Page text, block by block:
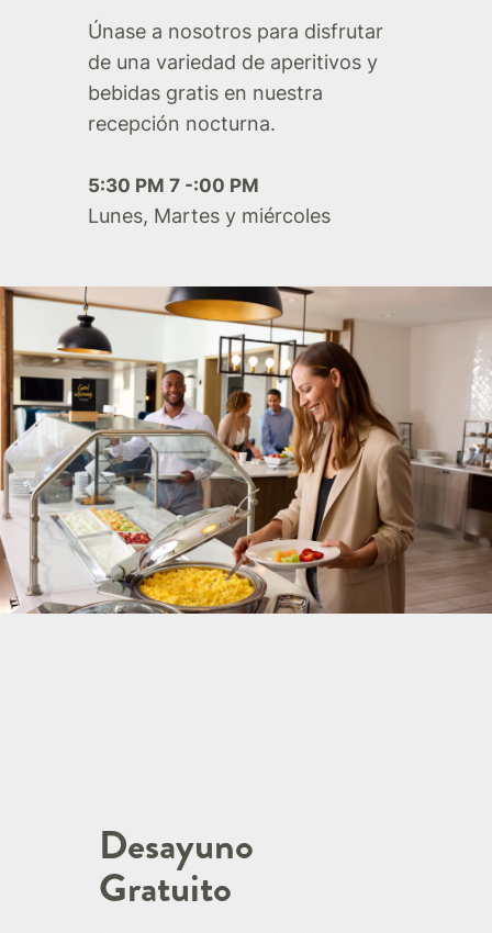
Únase a nosotros para disfrutar
de una variedad de aperitivos y
bebidas gratis en nuestra
recepción nocturna.
5:30 PM 7 -:00 PM
Lunes, Martes y miércoles
Desayuno
Gratuito